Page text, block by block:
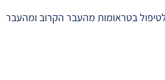
בטראומות מהעבר הקרוב ומהעבר